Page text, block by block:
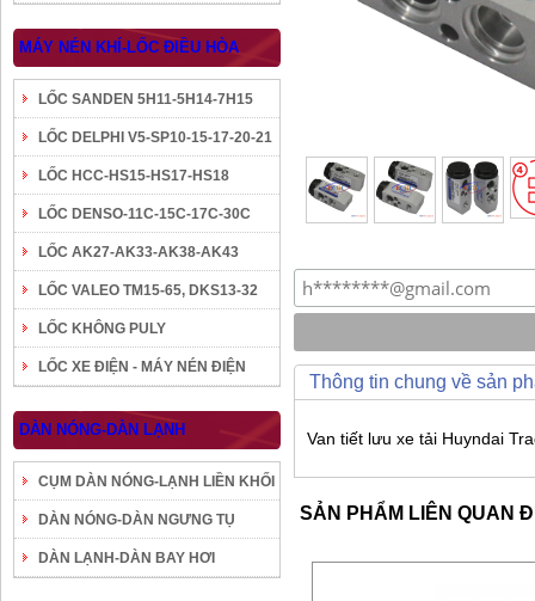
MÁY NÉN KHÍ-LỐC ĐIỀU HÒA
LỐC SANDEN 5H11-5H14-7H15
LỐC DELPHI V5-SP10-15-17-20-21
LỐC HCC-HS15-HS17-HS18
LỐC DENSO-11C-15C-17C-30C
LỐC AK27-AK33-AK38-AK43
LỐC VALEO TM15-65, DKS13-32
LỐC KHÔNG PULY
LỐC XE ĐIỆN - MÁY NÉN ĐIỆN
DÀN NÓNG-DÀN LẠNH
CỤM DÀN NÓNG-LẠNH LIỀN KHỐI
DÀN NÓNG-DÀN NGƯNG TỤ
DÀN LẠNH-DÀN BAY HƠI
Thông tin chung về sản
Van tiết lưu xe tải Huyndai
SẢN PHẨM LIÊN QUAN